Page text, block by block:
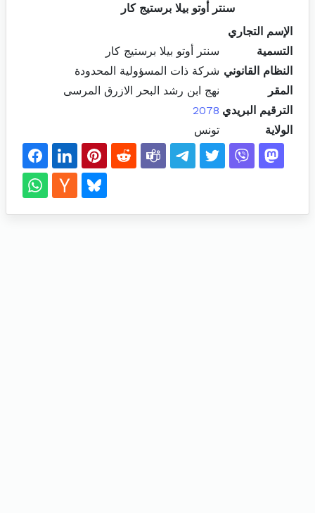
سنتر أوتو بيلا برستيج كار
الإسم التجاري
التسمية
سنتر أوتو بيلا برستيج كار
النظام القانوني شركة ذات المسؤولية المحدودة
المقر
نهج ابن رشد البحر الازرق المرسى
الترقيم البريدي 2078
الولاية
تونس